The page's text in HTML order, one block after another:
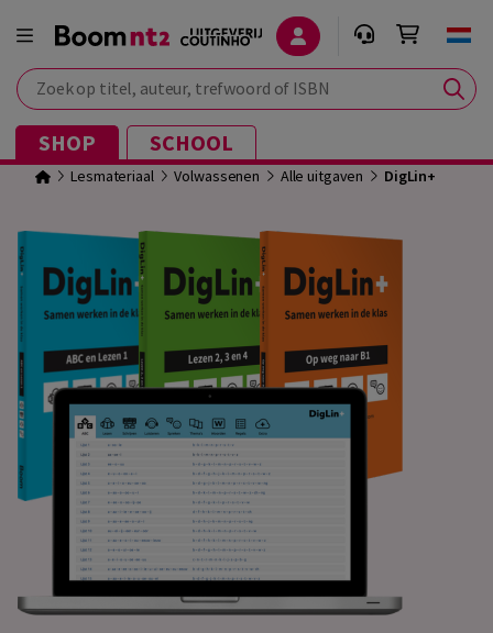
Zoek op titel, auteur, trefwoord of ISBN
SHOP SCHOOL
Lesmateriaal Volwassenen Alle uitgaven DigLin+